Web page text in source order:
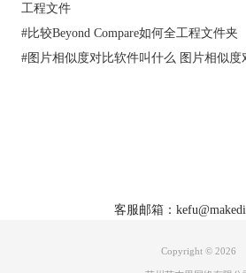
内容作为最终输出文本。
四、在文本合并输出窗格存在冲突行，单
直接手动修改差异文本。
工程文件
#比较Beyond Compare如何全工程文件夹
#图片相似度对比软件叫什么 图片相似度
客服邮箱：
Copyright © 2026